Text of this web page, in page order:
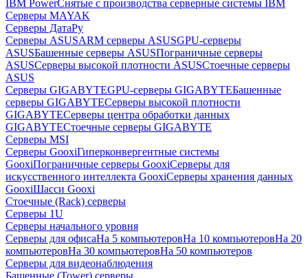
IBM PowerСнятые с производства серверные системы IBM
Серверы MAYAK
Серверы ДатаРу
Серверы ASUSARM серверы ASUSGPU-серверы
ASUSБашенные серверы ASUSПограничные серверы
ASUSСерверы высокой плотности ASUSСтоечные серверы
ASUS
Серверы GIGABYTEGPU-серверы GIGABYTEБашенные
серверы GIGABYTEСерверы высокой плотности
GIGABYTEСерверы центра обработки данных
GIGABYTEСтоечные серверы GIGABYTE
Серверы MSI
Серверы GooxiГиперконвергентные системы
GooxiПограничные серверы GooxiСерверы для
искусственного интеллекта GooxiСерверы хранения данных
GooxiШасси Gooxi
Стоечные (Rack) серверы
Серверы 1U
Серверы начального уровня
Серверы для офисаНа 5 компьютеровНа 10 компьютеровНа 20
компьютеровНа 30 компьютеровНа 50 компьютеров
Серверы для видеонаблюдения
Башенные (Tower) серверы